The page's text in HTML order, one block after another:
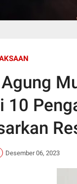
10
Desember 06, 2023